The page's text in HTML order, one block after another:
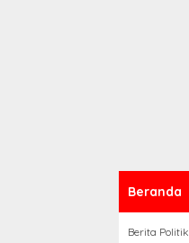
Beranda
Berita Politik